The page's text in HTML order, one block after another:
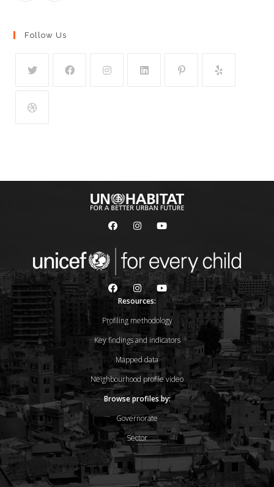
Follow Us
Resources:
Profiling methodology
Key findings and indicators
Mapped data
Neighbourhood profile video
Browse profiles by:
Governorate
Sector